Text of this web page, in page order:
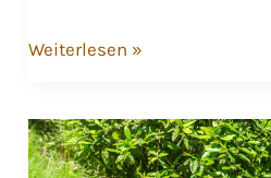
Zur
nach
Bonn
Weiterlesen »